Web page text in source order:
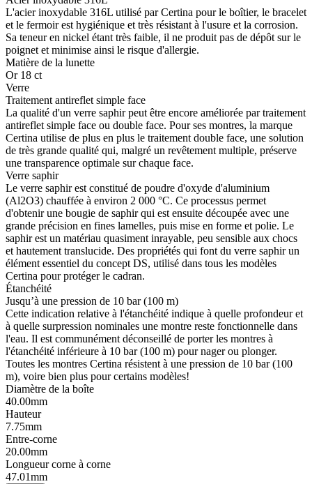
L'acier inoxydable 316L utilisé par Certina pour le boîtier, le bracelet
et le fermoir est hygiénique et très résistant à l'usure et la corrosion.
Sa teneur en nickel étant très faible, il ne produit pas de dépôt sur le
poignet et minimise ainsi le risque d'allergie.
Matière de la lunette
Or 18 ct
Verre
Traitement antireflet simple face
La qualité d'un verre saphir peut être encore améliorée par traitement
antireflet simple face ou double face. Pour ses montres, la marque
Certina utilise de plus en plus le traitement double face, une solution
de très grande qualité qui, malgré un revêtement multiple, préserve
une transparence optimale sur chaque face.
Verre saphir
Le verre saphir est constitué de poudre d'oxyde d'aluminium
(Al2O3) chauffée à environ 2 000 °C. Ce processus permet
d'obtenir une bougie de saphir qui est ensuite découpée avec une
grande précision en fines lamelles, puis mise en forme et polie. Le
saphir est un matériau quasiment inrayable, peu sensible aux chocs
et hautement translucide. Des propriétés qui font du verre saphir un
élément essentiel du concept DS, utilisé dans tous les modèles
Certina pour protéger le cadran.
Étanchéité
Jusqu’à une pression de 10 bar (100 m)
Cette indication relative à l'étanchéité indique à quelle profondeur et
à quelle surpression nominales une montre reste fonctionnelle dans
l'eau. Il est communément déconseillé de porter les montres à
l'étanchéité inférieure à 10 bar (100 m) pour nager ou plonger.
Toutes les montres Certina résistent à une pression de 10 bar (100
m), voire bien plus pour certains modèles!
Diamètre de la boîte
40.00mm
Hauteur
7.75mm
Entre-corne
20.00mm
Longueur corne à corne
47.01mm